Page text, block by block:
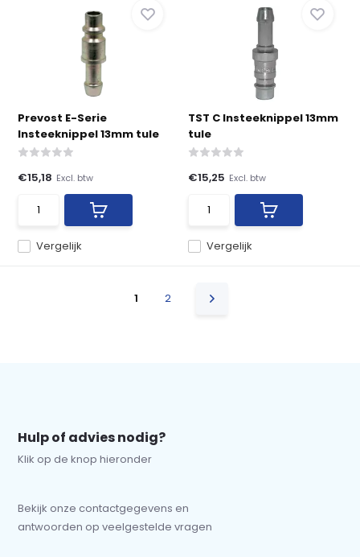
Prevost E-Serie
Insteeknippel 13mm tule
Vergelijk
€15,18 Excl. btw
TST C Insteeknippel 13mm
tule
Vergelijk
€15,25 Excl. btw
1 2
Hulp of advies nodig?
Klik op de knop hieronder
Bekijk onze contactgegevens en
antwoorden op veelgestelde vragen